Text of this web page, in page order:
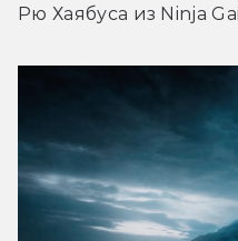
Рю Хаябуса из Ninja